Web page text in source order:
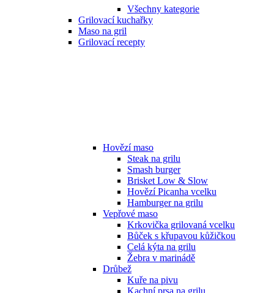
Všechny kategorie
Grilovací kuchařky
Maso na gril
Grilovací recepty
Hovězí maso
Steak na grilu
Smash burger
Brisket Low & Slow
Hovězí Picanha vcelku
Hamburger na grilu
Vepřové maso
Krkovička grilovaná vcelku
Bůček s křupavou kůžičkou
Celá kýta na grilu
Žebra v marinádě
Drůbež
Kuře na pivu
Kachní prsa na grilu